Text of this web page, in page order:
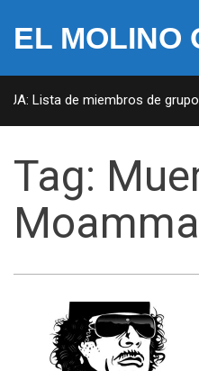
EL MOLINO
Lista de miembros de
Tag: